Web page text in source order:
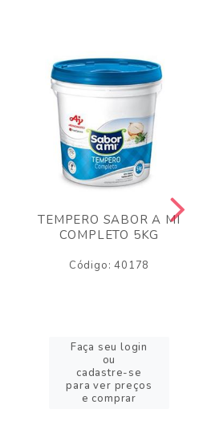
TEMPERO SABOR A MI
COMPLETO 5KG
Código: 40178
Faça seu login
ou
cadastre-se
para ver preços
e comprar